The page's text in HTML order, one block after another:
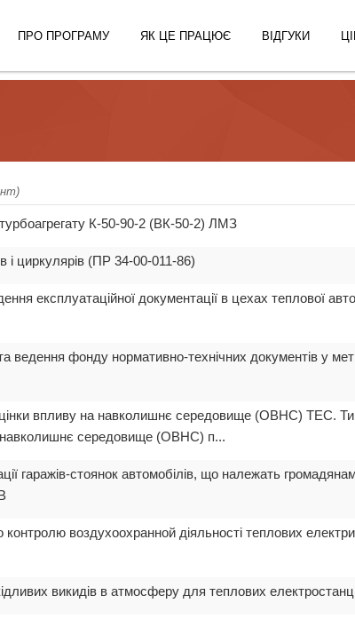
ПРО ПРОГРАМУ ЯК ЦЕ ПРАЦЮЄ ВІДГУКИ
К-50-90-2 (ВК-50-2) ЛМЗ
і циркулярів (ПР 34-00-011-86)
експлуатаційної документації в цехах теплової
ведення фонду нормативно-технічних документів у
впливу на навколишнє середовище (ОВНС) ТЕС.
навколишнє середовище (ОВНС) п...
гаражів-стоянок автомобілів, що належать
воздухоохранной діяльності теплових
викидів в атмосферу для теплових